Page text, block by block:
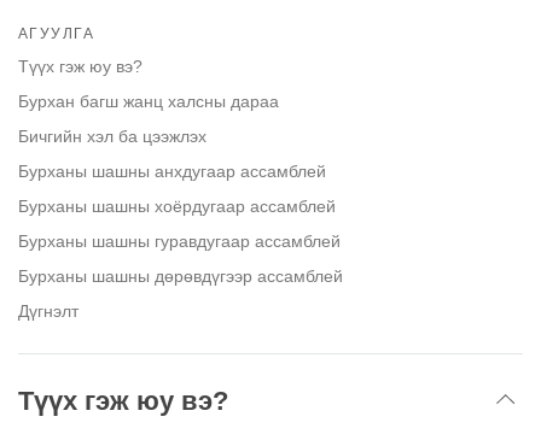
АГУУЛГА
Түүх гэж юу вэ?
Бурхан багш жанц халсны дараа
Бичгийн хэл ба цээжлэх
Бурханы шашны анхдугаар ассамблей
Бурханы шашны хоёрдугаар ассамблей
Бурханы шашны гуравдугаар ассамблей
Бурханы шашны дөрөвдүгээр ассамблей
Дүгнэлт
Түүх гэж юу вэ?